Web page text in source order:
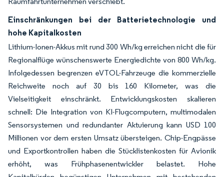
Einschränkungen bei der Batterietechnologie und
hohe Kapitalkosten
Lithium-Ionen-Akkus mit rund 300 Wh/kg erreichen nicht die für
Regionalflüge wünschenswerte Energiedichte von 800 Wh/kg.
Infolgedessen begrenzen eVTOL-Fahrzeuge die kommerzielle
Reichweite noch auf 30 bis 160 Kilometer, was die
Vielseitigkeit einschränkt. Entwicklungskosten skalieren
schnell: Die Integration von KI-Flugcomputern, multimodalen
Sensorsystemen und redundanter Aktuierung kann USD 100
Millionen vor dem ersten Umsatz übersteigen. Chip-Engpässe
und Exportkontrollen haben die Stücklistenkosten für Avionik
erhöht, was Frühphasenentwickler belastet. Hohe